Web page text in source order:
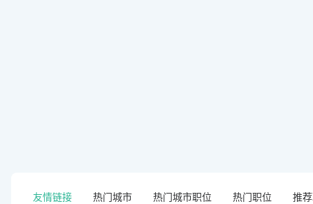
友情链接 热门城市 热门城市职位 热门职位 推